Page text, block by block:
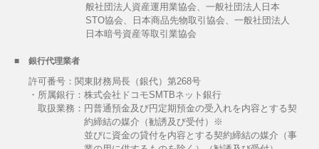
般社団法人資産運用業協会、一般社団法人日本
STO協会、日本商品先物取引協会、一般社団法人
日本暗号資産等取引業協会
銀行代理業者
許可番号：関東財務局長（銀代）第268号
・所属銀行：株式会社ドコモSMTBネット銀行
取扱業務： 円普通預金及び円定期預金の受入れを内容とする契
約締結の媒介（勧誘及び受付）※
並びに資金の貸付を内容とする契約締結の媒介（事